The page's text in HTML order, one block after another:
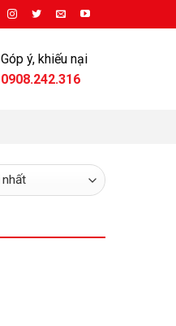
Góp ý, khiếu nại
0908.242.316